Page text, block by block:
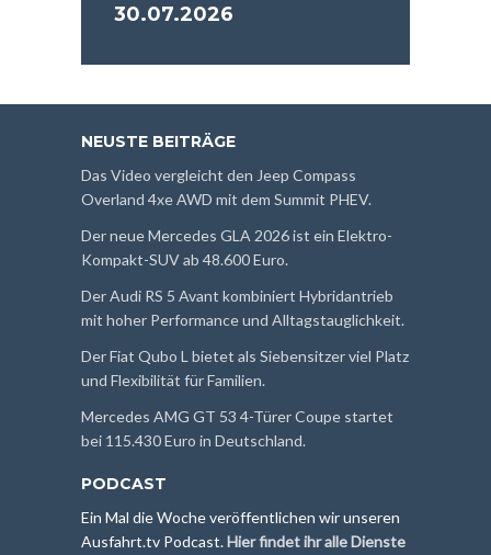
30.07.2026
NEUSTE BEITRÄGE
Das Video vergleicht den Jeep Compass
Overland 4xe AWD mit dem Summit PHEV.
Der neue Mercedes GLA 2026 ist ein Elektro-
Kompakt-SUV ab 48.600 Euro.
Der Audi RS 5 Avant kombiniert Hybridantrieb
mit hoher Performance und Alltagstauglichkeit.
Der Fiat Qubo L bietet als Siebensitzer viel Platz
und Flexibilität für Familien.
Mercedes AMG GT 53 4-Türer Coupe startet
bei 115.430 Euro in Deutschland.
PODCAST
Ein Mal die Woche veröffentlichen wir unseren
Ausfahrt.tv Podcast.Hier findet ihr alle Dienste